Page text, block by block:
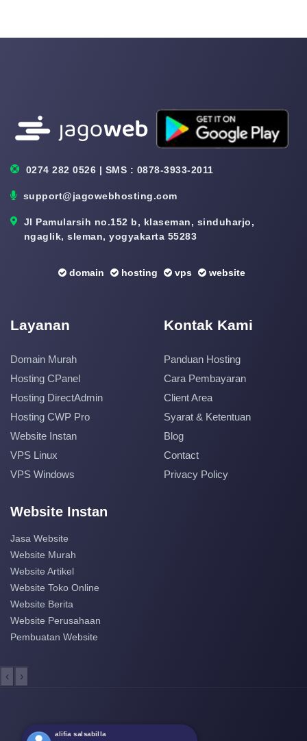
0274 282 0526 | SMS : 0878-3933-2011
support@jagowebhosting.com
Jl Pamularsih no.152 b, klaseman, sinduharjo,
ngaglik, sleman, yogyakarta 55283
domain hosting vps website
Layanan
Domain Murah
Hosting CPanel
Hosting DirectAdmin
Hosting CWP Pro
Website Instan
VPS Linux
VPS Windows
Kontak Kami
Panduan Hosting
Cara Pembayaran
Client Area
Syarat & Ketentuan
Blog
Contact
Privacy Policy
Website Instan
Jasa Website
Website Murah
Website Artikel
Website Toko Online
Website Berita
Website Perusahaan
Pembuatan Website
‹ ›
alifia salsabilla